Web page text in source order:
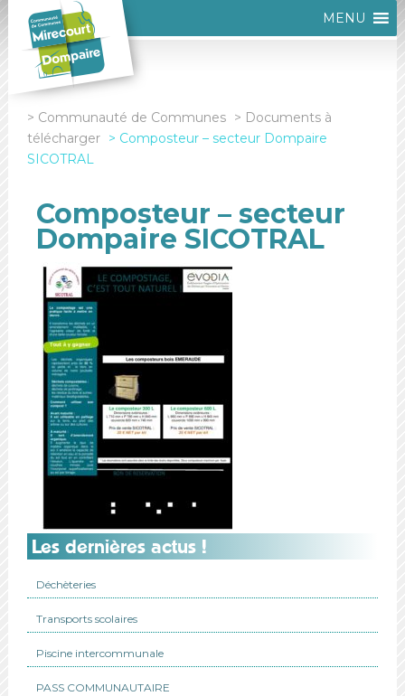
MENU
Communauté de Communes
Documents à
télécharger
Composteur – secteur Dompaire
SICOTRAL
Composteur – secteur
Dompaire SICOTRAL
Les dernières actus !
Déchèteries
Transports scolaires
Piscine intercommunale
PASS COMMUNAUTAIRE